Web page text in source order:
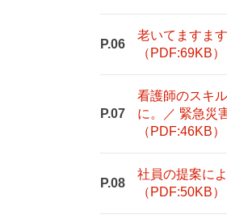
P.06
老いてますま
（PDF:69KB）
P.07
看護師のスキ
に。／ 緊急災
（PDF:46KB）
P.08
社員の提案に
（PDF:50KB）